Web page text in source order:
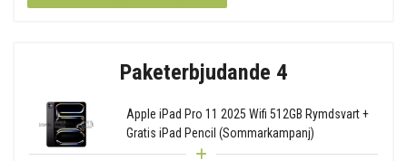
Paketerbjudande 4
Apple iPad Pro 11 2025 Wifi 512GB Rymdsvart +
Gratis iPad Pencil (Sommarkampanj)